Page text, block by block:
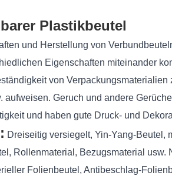
Plastikbeutel
von
Eigenschaften miteinander
von
Geruch und andere
und haben gute Druck- und
Dreiseitig versiegelt, Yin-Yang-Beutel,
Rollenmaterial, Bezugsmaterial
Folienbeutel, Antibeschlag-